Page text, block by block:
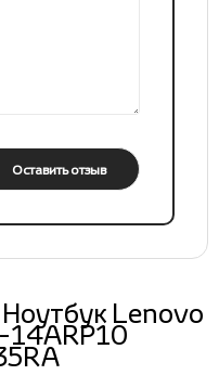
Оставить отзыв
Lenovo
14ARP10